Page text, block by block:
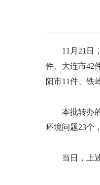
11月21日，
件、大连市42
阳市11件、铁
本批转办的
环境问题23个
当日，上述